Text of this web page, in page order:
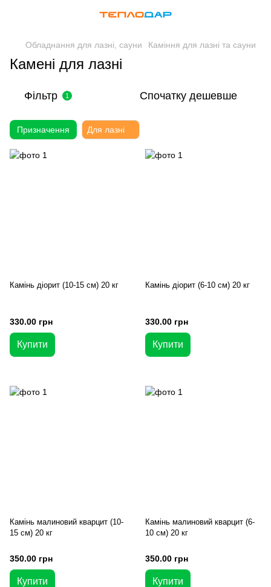
Обладнання для лазні, сауни Каміння для лазні та сауни
Камені для лазні
Фільтр 1 Спочатку дешевше
Призначення Для лазні
Камінь діорит (10-15 см) 20 кг
330.00 грн
Купити
Камінь діорит (6-10 см) 20 кг
330.00 грн
Купити
Камінь малиновий кварцит (10-
15 см) 20 кг
350.00 грн
Купити
Камінь малиновий кварцит (6-
10 см) 20 кг
350.00 грн
Купити